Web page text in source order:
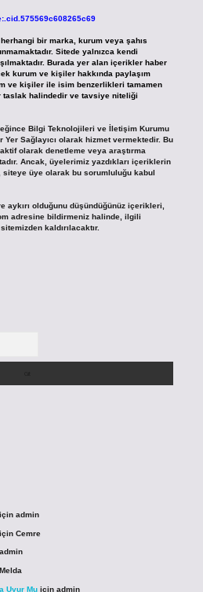
bir marka, kurum veya şahıs
Sitede yalnızca kendi
Burada yer alan içerikler haber
kurum ve kişiler hakkında paylaşım
ve kişiler ile isim benzerlikleri tamamen
halindedir ve tavsiye niteliği
Bilgi Teknolojileri ve İletişim Kurumu
Yer Sağlayıcı olarak hizmet vermektedir. Bu
olarak denetleme veya araştırma
Ancak, üyelerimiz yazdıkları içeriklerin
siteye üye olarak bu sorumluluğu kabul
aykırı olduğunu düşündüğünüz içerikleri,
adresine bildirmeniz halinde, ilgili
kaldırılacaktır.
için admin
için Cemre
admin
Melda
Uyur Muiçin admin